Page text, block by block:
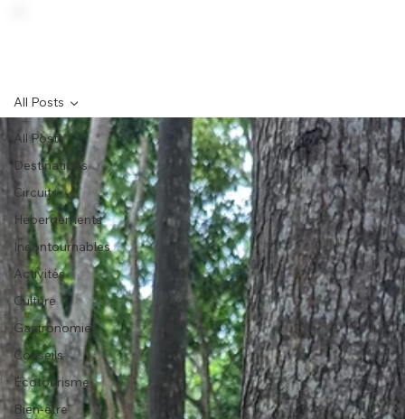
All Posts
Destinations
Circuits
Hébergements
Incontournables
Activités
Culture
Gastronomie
Conseils
Écotourisme
Bien-être
All Posts